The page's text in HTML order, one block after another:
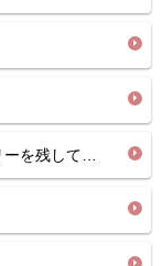
を残して…